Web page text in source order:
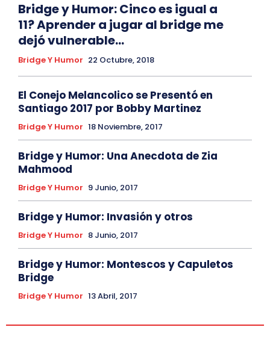
Bridge y Humor: Cinco es igual a
11? Aprender a jugar al bridge me
dejó vulnerable…
Bridge Y Humor 22 Octubre, 2018
El Conejo Melancolico se Presentó en
Santiago 2017 por Bobby Martinez
Bridge Y Humor 18 Noviembre, 2017
Bridge y Humor: Una Anecdota de Zia
Mahmood
Bridge Y Humor 9 Junio, 2017
Bridge y Humor: Invasión y otros
Bridge Y Humor 8 Junio, 2017
Bridge y Humor: Montescos y Capuletos
Bridge
Bridge Y Humor 13 Abril, 2017